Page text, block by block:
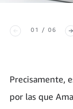
01 / 06
Precisamente,
por las que